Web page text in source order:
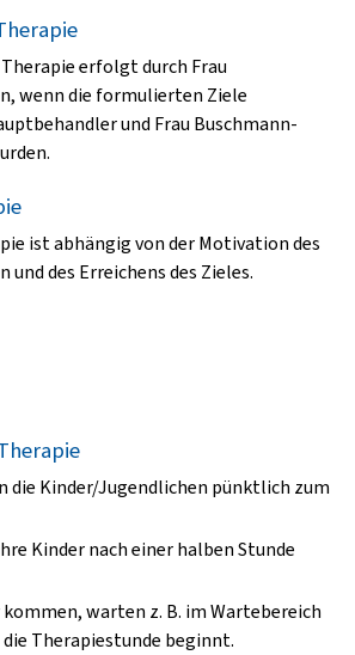
erfolgt durch Frau
wenn die formulierten Ziele
und Frau Buschmann-
ist abhängig von der Motivation des
und des Erreichens des Zieles.
die Kinder/Jugendlichen pünktlich zum
Kinder nach einer halben Stunde
warten z. B. im Wartebereich
die Therapiestunde beginnt.